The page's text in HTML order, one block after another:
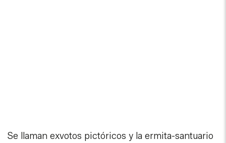
Se llaman exvotos pictóricos y la ermita-santuario